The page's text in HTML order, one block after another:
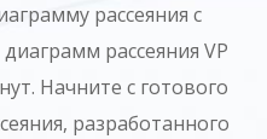
рассеяния с
рассеяния VP
Начните с готового
разработанного